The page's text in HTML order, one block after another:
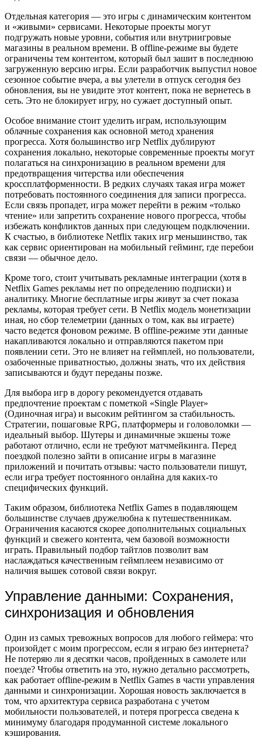
Отдельная категория — это игры с динамическим контентом
и «живыми» сервисами. Некоторые проекты могут
подгружать новые уровни, события или внутриигровые
магазины в реальном времени. В offline-режиме вы будете
ограничены тем контентом, который был зашит в последнюю
загруженную версию игры. Если разработчик выпустил новое
сезонное событие вчера, а вы улетели в отпуск сегодня без
обновления, вы не увидите этот контент, пока не вернетесь в
сеть. Это не блокирует игру, но сужает доступный опыт.
Особое внимание стоит уделить играм, использующим
облачные сохранения как основной метод хранения
прогресса. Хотя большинство игр Netflix дублируют
сохранения локально, некоторые современные проекты могут
полагаться на синхронизацию в реальном времени для
предотвращения читерства или обеспечения
кроссплатформенности. В редких случаях такая игра может
потребовать постоянного соединения для записи прогресса.
Если связь пропадет, игра может перейти в режим «только
чтение» или запретить сохранение нового прогресса, чтобы
избежать конфликтов данных при следующем подключении.
К счастью, в библиотеке Netflix таких игр меньшинство, так
как сервис ориентирован на мобильный гейминг, где перебои
связи — обычное дело.
Кроме того, стоит учитывать рекламные интеграции (хотя в
Netflix Games рекламы нет по определению подписки) и
аналитику. Многие бесплатные игры живут за счет показа
рекламы, которая требует сети. В Netflix модель монетизации
иная, но сбор телеметрии (данных о том, как вы играете)
часто ведется фоновом режиме. В offline-режиме эти данные
накапливаются локально и отправляются пакетом при
появлении сети. Это не влияет на геймплей, но пользователи,
озабоченные приватностью, должны знать, что их действия
записываются и будут переданы позже.
Для выбора игр в дорогу рекомендуется отдавать
предпочтение проектам с пометкой «Single Player»
(Одиночная игра) и высоким рейтингом за стабильность.
Стратегии, пошаговые RPG, платформеры и головоломки —
идеальный выбор. Шутеры и динамичные экшены тоже
работают отлично, если не требуют матчмейкинга. Перед
поездкой полезно зайти в описание игры в магазине
приложений и почитать отзывы: часто пользователи пишут,
если игра требует постоянного онлайна для каких-то
специфических функций.
Таким образом, библиотека Netflix Games в подавляющем
большинстве случаев дружелюбна к путешественникам.
Ограничения касаются скорее дополнительных социальных
функций и свежего контента, чем базовой возможности
играть. Правильный подбор тайтлов позволит вам
наслаждаться качественным геймплеем независимо от
наличия вышек сотовой связи вокруг.
Управление данными: Сохранения,
синхронизация и обновления
Один из самых тревожных вопросов для любого геймера: что
произойдет с моим прогрессом, если я играю без интернета?
Не потеряю ли я десятки часов, пройденных в самолете или
поезде? Чтобы ответить на это, нужно детально рассмотреть,
как работает offline-режим в Netflix Games в части управления
данными и синхронизации. Хорошая новость заключается в
том, что архитектура сервиса разработана с учетом
мобильности пользователей, и потеря прогресса сведена к
минимуму благодаря продуманной системе локального
кэширования.